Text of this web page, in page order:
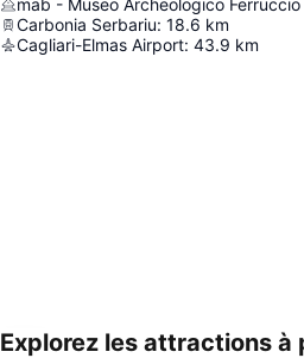
mab - Museo Archeologico Ferruccio
Carbonia Serbariu: 18.6 km
Cagliari-Elmas Airport: 43.9 km
Explorez les attractions à